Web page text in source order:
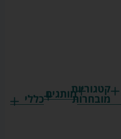
קטגוריות
מובחרותמותגים
גרקו
כללי